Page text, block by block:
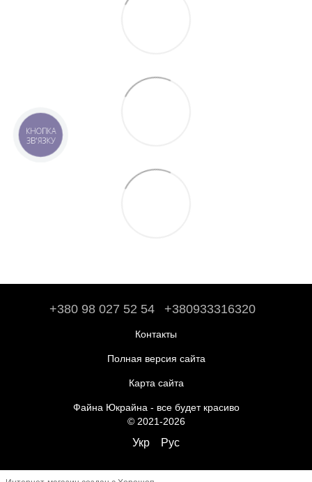
+380 98 027 52 54 +380933316320
Контакты
Полная версия сайта
Карта сайта
Файна Юкрайна - все будет красиво
© 2021-2026
Укр Рус
КНОПКА
ЗВ'ЯЗКУ